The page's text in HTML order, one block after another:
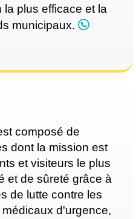
la plus efficace et la
municipaux.
composé de
dont la mission est
et visiteurs le plus
et de sûreté grâce à
de lutte contre les
d'urgence,